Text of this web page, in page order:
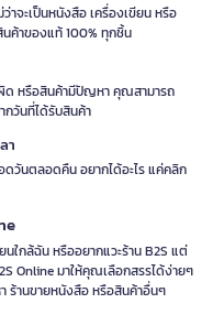
าจะเป็นหนังสือ เครื่องเขียน หรือ
ค้าของแท้ 100% ทุกชิ้น
ผิด หรือสินค้ามีปัญหา คุณสามารถ
กวันที่ได้รับสินค้า
า
วันตลอดคืน อยากได้อะไร แค่คลิก
ใกล้ฉัน หรืออยากแวะร้าน B2S แต่
Online มาให้คุณเลือกสรรได้ง่ายๆ
ร้านขายหนังสือ หรือสินค้าอื่นๆ